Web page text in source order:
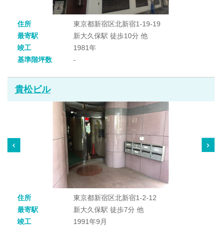
住所
東京都新宿区北新宿1-19-19
最寄駅
新大久保駅 徒歩10分 他
竣工
1981年
基準階坪数
-
貴松ビル
住所
東京都新宿区北新宿1-2-12
最寄駅
新大久保駅 徒歩7分 他
竣工
1991年9月